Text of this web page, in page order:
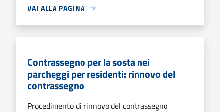
VAI ALLA PAGINA
Contrassegno per la sosta nei
parcheggi per residenti: rinnovo del
contrassegno
Procedimento di rinnovo del contrassegno